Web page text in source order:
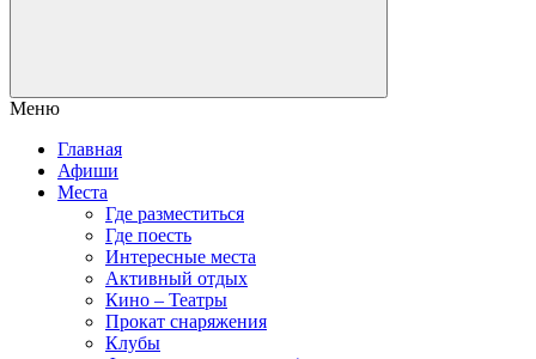
Меню
Главная
Афиши
Места
Где разместиться
Где поесть
Интересные места
Активный отдых
Кино – Театры
Прокат снаряжения
Клубы